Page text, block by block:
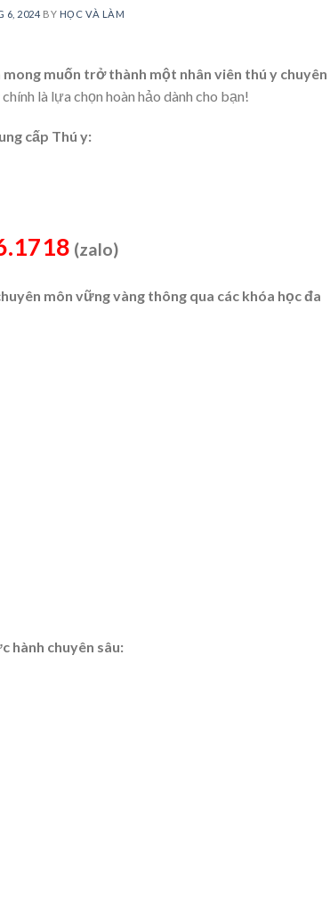
6, 2024 BY HỌC VÀ LÀM
muốn trở thành một nhân viên thú y chuyên
chính là lựa chọn hoàn hảo dành cho bạn!
cấp Thú y:
(zalo)
môn vững vàng thông qua các khóa học đa
hành chuyên sâu: